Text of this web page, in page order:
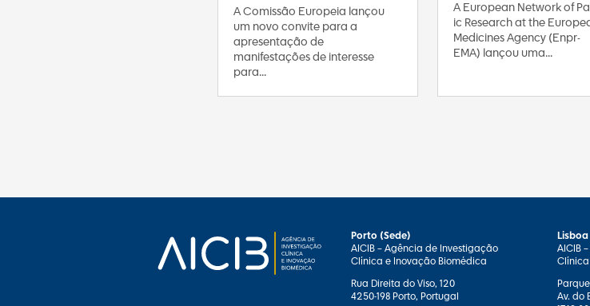
A Comissão Europeia lançou
um novo convite para a
apresentação de
manifestações de interesse
para...
A European Network of
ic Research at the
Medicines Agency (Enpr-
EMA) lançou uma...
Porto (Sede)
AICIB – Agência de Investigação
Clínica e Inovação Biomédica
Rua Direita do Viso, 120
4250-198 Porto, Portugal
Lisboa
AICIB
Av. do